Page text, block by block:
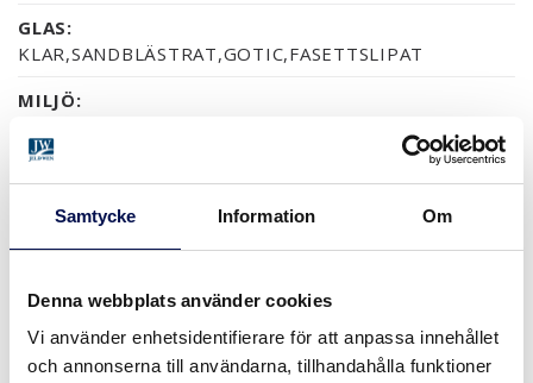
Samtycke Information Om
Denna webbplats använder cookies
Vi använder enhetsidentifierare för att anpassa innehållet
och annonserna till användarna, tillhandahålla funktioner
GLAS:
KLAR,SANDBLÄSTRAT,GOTIC,FASETTSLIPAT
MILJÖ:
YTOR (3)
FURU OBEHANDLADV
FURU KLARLACK